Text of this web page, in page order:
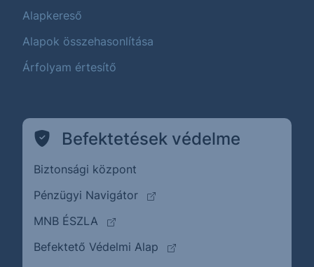
Alapkereső
Alapok összehasonlítása
Árfolyam értesítő
Befektetések védelme
Biztonsági központ
Pénzügyi Navigátor
(külső oldalra ugrik)
MNB ÉSZLA
(külső oldalra ugrik)
Befektető Védelmi Alap
(külső oldalra ugrik)